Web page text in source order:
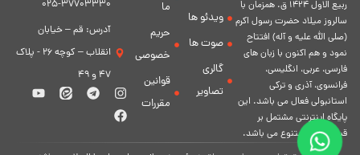
ربيع الاول 1424 ق. همزمان با
سالروز ميلاد حضرت رسول اكرم
(صلی الله علیه و آله) افتتاح
نمود و هم اكنون با زبان های
فارسی، عربى، انگلیسی،
فرانسوی، آذری و ترکی
استانبولی فعال مى باشد. اين
پايگاه اينترنتى مشتمل بر
قسمت هاى متنوع مى باشد.
ویدئو ها
صوت ها
گالری
تصاویر
ما
حریم
خصوصی
قوانین
مقررات
37703330-025
آدرس: قم – خیابان
انقلاب – کوچه 26 - پلاک
47 و 49